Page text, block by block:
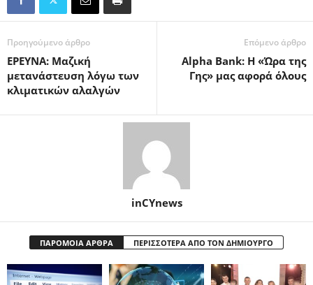
Προηγούμενο άρθρο
ΕΡΕΥΝΑ: Μαζική
μετανάστευση λόγω των
κλιματικών αλαλγών
Επόμενο άρθρο
Alpha Bank: Η «Ώρα της
Γης» μας αφορά όλους
inCYnews
ΠΑΡΟΜΟΙΑ ΑΡΘΡΑ ΠΕΡΙΣΣΟΤΕΡΑ ΑΠΟ ΤΟΝ ΔΗΜΙΟΥΡΓΟ